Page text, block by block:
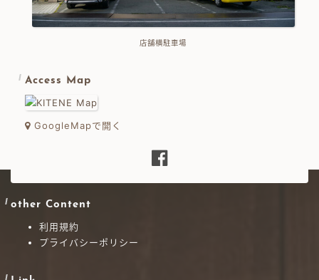
店舗横駐車場
Access Map
GoogleMapで開く
other Content
利用規約
プライバシーポリシー